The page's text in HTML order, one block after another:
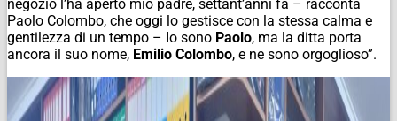
negozio l’ha aperto mio padre, settant’anni fa – racconta
Paolo Colombo, che oggi lo gestisce con la stessa calma e
gentilezza di un tempo – Io sono Paolo, ma la ditta porta
ancora il suo nome, Emilio Colombo, e ne sono orgoglioso”.